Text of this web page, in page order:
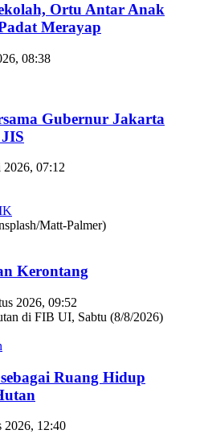
Ortu Antar Anak
Merayap
08:38
Gubernur Jakarta
2026, 07:12
Kerontang
2026, 09:52
Ruang Hidup
2026, 12:40